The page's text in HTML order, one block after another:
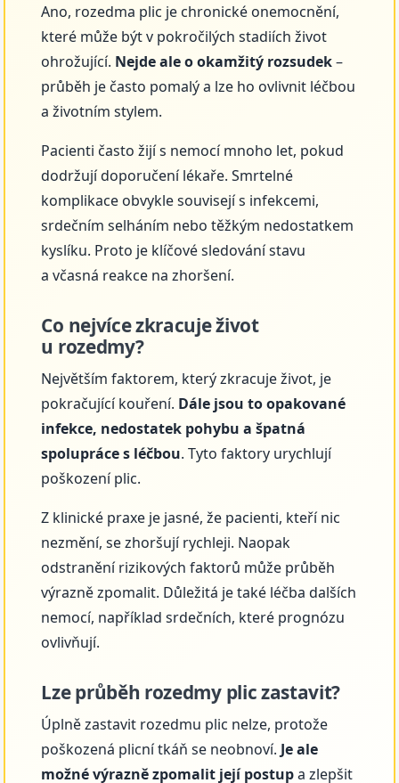
Ano, rozedma plic je chronické onemocnění,
které může být v pokročilých stadiích život
ohrožující. Nejde ale o okamžitý rozsudek–
průběh je často pomalý a lze ho ovlivnit léčbou
a životním stylem.
Pacienti často žijí s nemocí mnoho let, pokud
dodržují doporučení lékaře. Smrtelné
komplikace obvykle souvisejí s infekcemi,
srdečním selháním nebo těžkým nedostatkem
kyslíku. Proto je klíčové sledování stavu
a včasná reakce na zhoršení.
Co nejvíce zkracuje život
u rozedmy?
Největším faktorem, který zkracuje život, je
pokračující kouření. Dále jsou to opakované
infekce, nedostatek pohybu a špatná
spolupráce s léčbou. Tyto faktory urychlují
poškození plic.
Z klinické praxe je jasné, že pacienti, kteří nic
nezmění, se zhoršují rychleji. Naopak
odstranění rizikových faktorů může průběh
výrazně zpomalit. Důležitá je také léčba dalších
nemocí, například srdečních, které prognózu
ovlivňují.
Lze průběh rozedmy plic zastavit?
Úplně zastavit rozedmu plic nelze, protože
poškozená plicní tkáň se neobnoví. Je ale
možné výrazně zpomalit její postupa zlepšit